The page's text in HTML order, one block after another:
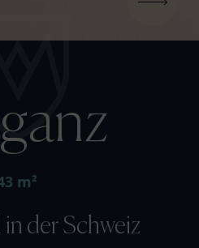
m²
der Schweiz